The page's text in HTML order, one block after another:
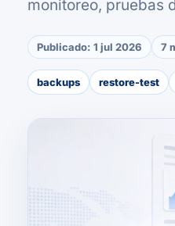
monitoreo, pruebas
Publicado: 1 jul 2026 7
backups restore-test